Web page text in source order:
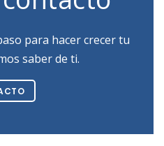
para hacer crecer tu
saber de ti.